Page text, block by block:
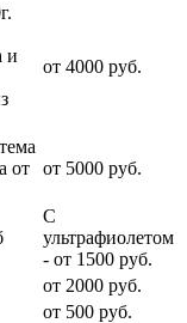
и
от 4000 руб.
от
от 5000 руб.
С
ультрафиолетом
- от 1500 руб.
от 2000 руб.
от 500 руб.